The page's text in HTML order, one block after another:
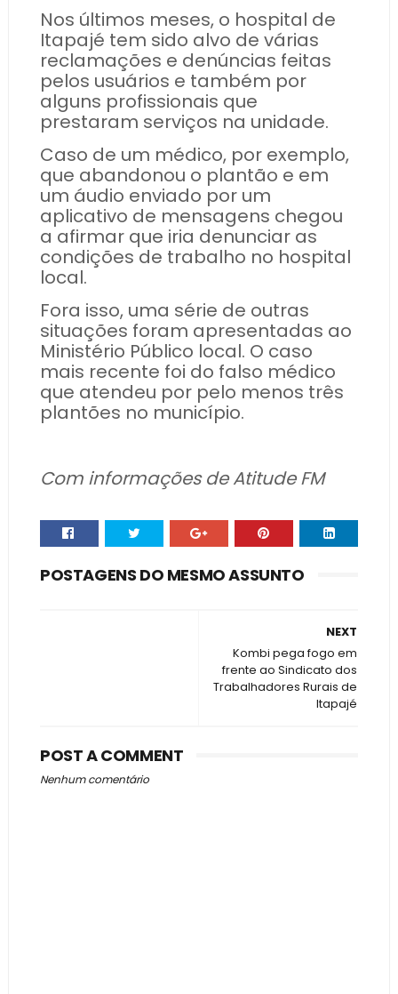
Nos últimos meses, o hospital de
Itapajé tem sido alvo de várias
reclamações e denúncias feitas
pelos usuários e também por
alguns profissionais que
prestaram serviços na unidade.
Caso de um médico, por exemplo,
que abandonou o plantão e em
um áudio enviado por um
aplicativo de mensagens chegou
a afirmar que iria denunciar as
condições de trabalho no hospital
local.
Fora isso, uma série de outras
situações foram apresentadas ao
Ministério Público local. O caso
mais recente foi do falso médico
que atendeu por pelo menos três
plantões no município.
Com informações de Atitude FM
POSTAGENS DO MESMO ASSUNTO
NEXT
Kombi pega fogo em
frente ao Sindicato dos
Trabalhadores Rurais de
Itapajé
POST A COMMENT
Nenhum comentário